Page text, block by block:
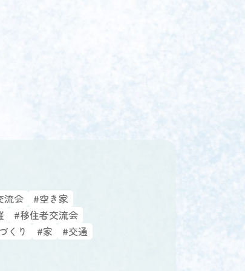
流会
#空き家
#移住者交流会
くり #家
#交通